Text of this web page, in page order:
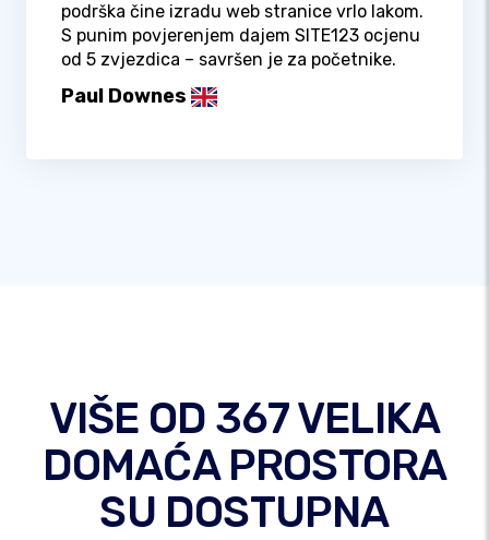
podrška čine izradu web stranice vrlo lakom.
S punim povjerenjem dajem SITE123 ocjenu
od 5 zvjezdica – savršen je za početnike.
Paul Downes
VIŠE OD 367 VELIKA
DOMAĆA PROSTORA
SU DOSTUPNA